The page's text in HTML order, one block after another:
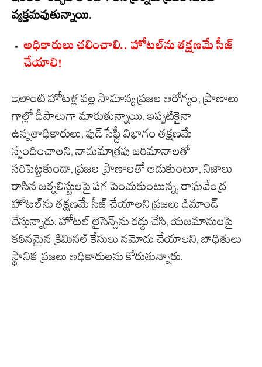
వ్యక్తమవుతున్నాయి.
అధికారులు చలించాలి.. హోటల్‌ను తక్షణమే సీజ్
చేయాలి!
ఇలాంటి హోటళ్ల వల్ల సామాన్య ప్రజల ఆరోగ్యం, ప్రాణాలు
గాల్లో దీపాలుగా మారుతున్నాయి. ఇప్పటికైనా
ఉన్నతాధికారులు, ఫుడ్ సేఫ్టీ విభాగం తక్షణమే
స్పందించాలని, నామమాత్రపు జరిమానాలతో
సరిపెట్టకుండా, ప్రజల ప్రాణాలతో ఆడుకుంటూ, నిజాలు
రాసిన జర్నలిస్టులపై పగ పెంచుకుంటున్న, రాఘవేంద్ర
హోటల్‌ను తక్షణమే సీజ్ చేయాలని ప్రజలు డిమాండ్
చేస్తున్నారు. హోటల్ లైసెన్స్‌ను రద్దు చేసి, యజమానులపై
కఠినమైన క్రిమినల్ కేసులు నమోదు చేయాలని, బాధితులు
స్థానిక ప్రజలు అధికారులను కోరుతున్నారు.